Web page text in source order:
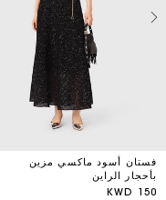
type
فستان أسود ماكسي مزين
بأحجار الراين
150 KWD